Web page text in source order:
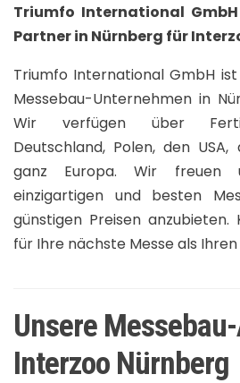
Triumfo International
Partner in Nürnberg für
Triumfo International GmbH
Messebau-Unternehmen in
Wir verfügen über
Deutschland, Polen, den
ganz Europa. Wir freuen
einzigartigen und besten
günstigen Preisen anzubieten.
für Ihre nächste Messe als
Unsere
Interzoo Nürnberg